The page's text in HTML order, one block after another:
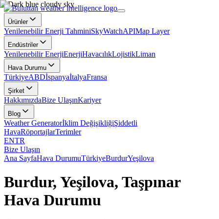
Ürünler
Yenilenebilir Enerji TahminiSkyWatchAPIMap Layer
Endüstriler
Yenilenebilir EnerjiEnerjiHavacılıkLojistikLiman
Hava Durumu
TürkiyeABDİspanyaİtalyaFransa
Şirket
HakkımızdaBize UlaşınKariyer
Blog
Weather Generatorİklim DeğişikliğiŞiddetli
HavaRöportajlarTerimler
ENTR
Bize Ulaşın
Ana SayfaHava DurumuTürkiyeBurdurYeşilova
Burdur, Yeşilova, Taşpınar
Hava Durumu